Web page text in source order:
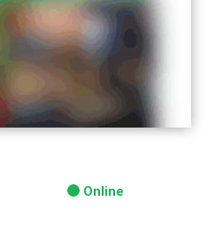
Online